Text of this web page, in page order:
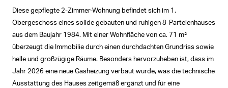
Diese gepflegte 2-Zimmer-Wohnung befindet sich im 1.
Obergeschoss eines solide gebauten und ruhigen 8-Parteienhauses
aus dem Baujahr 1984. Mit einer Wohnfläche von ca. 71 m²
überzeugt die Immobilie durch einen durchdachten Grundriss sowie
helle und großzügige Räume. Besonders hervorzuheben ist, dass im
Jahr 2026 eine neue Gasheizung verbaut wurde, was die technische
Ausstattung des Hauses zeitgemäß ergänzt und für eine